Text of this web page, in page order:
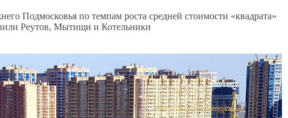
Подмосковья по темпам роста средней стоимости «квадрата»
Реутов, Мытищи и Котельники